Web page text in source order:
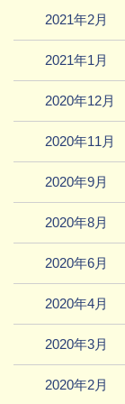
2021年2月
2021年1月
2020年12月
2020年11月
2020年9月
2020年8月
2020年6月
2020年4月
2020年3月
2020年2月